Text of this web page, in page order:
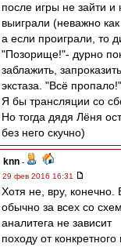
после игры не зайти и
выиграли (неважно
а если проиграли, то
"Позорище!"- дурно
заблажить,
экстаза. "Всё
Я бы трансляции со
Но тогда дядя Лёня
без него скучно)
knn -
29 фев 2016 16:31
Хотя не, вру, конечно.
обычно за всех со
аналитега не зависит
походу от